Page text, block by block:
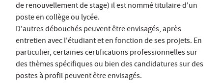
de renouvellement de stage) il est nommé titulaire d'un
poste en collège ou lycée.
D'autres débouchés peuvent être envisagés, après
entretien avec l'étudiant et en fonction de ses projets. En
particulier, certaines certifications professionnelles sur
des thèmes spécifiques ou bien des candidatures sur des
postes à profil peuvent être envisagés.